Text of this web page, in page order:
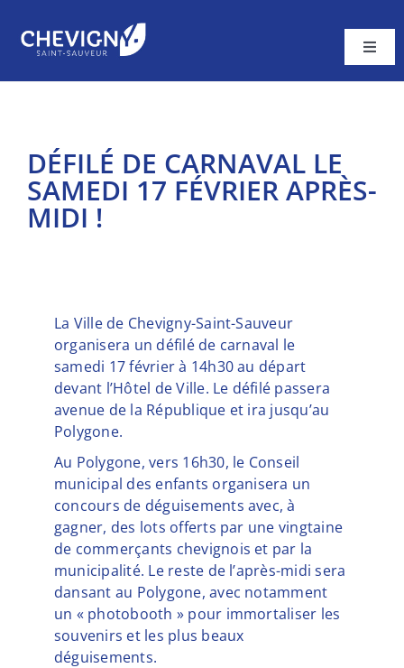
contenu
A tout âge
Cadre de vie
DÉFILÉ DE CARNAVAL LE
SAMEDI 17 FÉVRIER APRÈS-
MIDI !
La Ville de Chevigny-Saint-Sauveur
organisera un défilé de carnaval le
samedi 17 février à 14h30 au départ
devant l’Hôtel de Ville. Le défilé passera
avenue de la République et ira jusqu’au
Polygone.
Au Polygone, vers 16h30, le Conseil
municipal des enfants organisera un
concours de déguisements avec, à
gagner, des lots offerts par une vingtaine
de commerçants chevignois et par la
municipalité. Le reste de l’après-midi sera
dansant au Polygone, avec notamment
un « photobooth » pour immortaliser les
souvenirs et les plus beaux
déguisements.